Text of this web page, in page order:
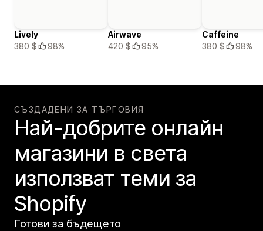
Lively
380 $
98%
Airwave
420 $
95%
Caffeine
380 $
98%
СЪЗДАДЕНИ ЗА ТЪРГОВИЯ
Най-добрите онлайн
магазини в света
използват теми за
Shopify
Готови за бъдещето